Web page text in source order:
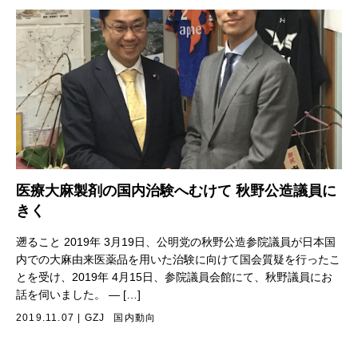
医療大麻製剤の国内治験へむけて 秋野公造議員に
きく
遡ること 2019年 3月19日、公明党の秋野公造参院議員が日本国
内での大麻由来医薬品を用いた治験に向けて国会質疑を行ったこ
とを受け、2019年 4月15日、参院議員会館にて、秋野議員にお
話を伺いました。 — […]
2019.11.07 GZJ 国内動向